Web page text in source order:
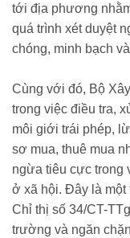
tới địa phương
quá trình xét duyệt
chóng, minh bạch
Cùng với đó, Bộ
trong việc điều tra,
môi giới trái phép,
sơ mua, thuê mua
ngừa tiêu cực trong
ở xã hội. Đây là một
Chỉ thị số 34/CT-
trường và ngăn